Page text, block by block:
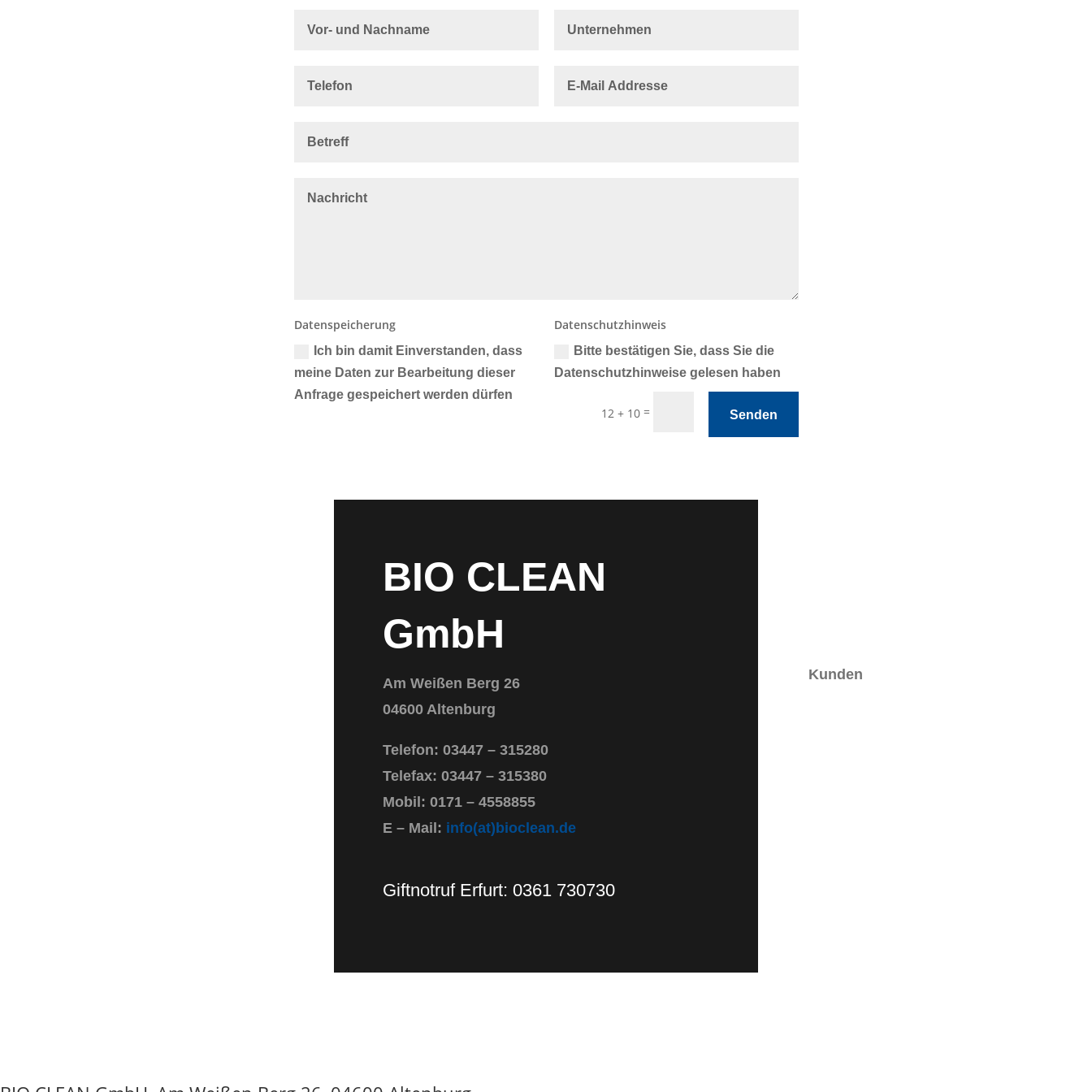
Datenspeicherung
Ich bin damit Einverstanden, dass
meine Daten zur Bearbeitung dieser
Anfrage gespeichert werden dürfen
Datenschutzhinweis
Bitte bestätigen Sie, dass Sie die
Datenschutzhinweise gelesen haben
12 + 10= Senden
BIO CLEAN
GmbH
Am Weißen Berg 26
04600 Altenburg
Telefon: 03447 – 315280
Telefax: 03447 – 315380
Mobil: 0171 – 4558855
E – Mail: info(at)bioclean.de
Giftnotruf Erfurt: 0361 730730
Kunden